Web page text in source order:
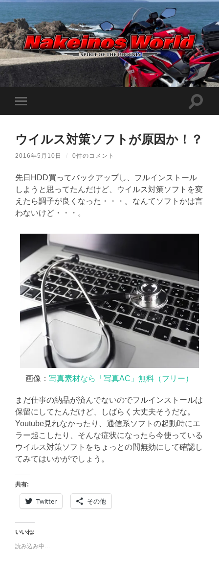
Nakeinos
world
ノ
ー
ル
|
や
ら
日
を
書
グ
バ
メ
ュ
切
り
替
え
る
検
ー
ル
え
る
ウイルス対策ソフトが原因か！？
2016年5月10日 / 0件のコメント
先日HDD買ってバックアップし、フルインストール
しようと思ってたんだけど、ウイルス対策ソフトを変
えたら調子が良くなった・・・。なんてソフトかは言
わないけど・・・。
画像：写真素材なら「写真AC」無料（フリー）
まだ仕事の納品が済んでないのでフルインストールは
保留にしてたんだけど、しばらく大丈夫そうだな。
Youtube見れなかったり、通信系ソフトの起動時にエ
ラー起こしたり、そんな症状になったら今使っている
ウイルス対策ソフトをちょっとの間無効にして確認し
てみてはいかがでしょう。
共有:
Twitter その他
いいね:
読み込み中…